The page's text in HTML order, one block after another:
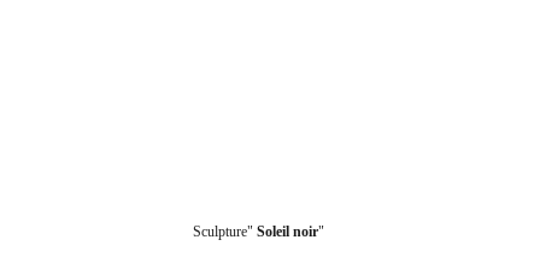
Sculpture" Soleil noir"